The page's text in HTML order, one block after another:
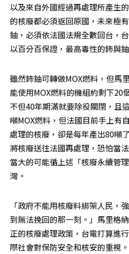
以及來自外國經過再處理所產生
的核廢都必須返回原國，未來極
鈾，必須依法國法規全數回台，
以百分百保證，最高毒性的鈽與
雖然鈽鈾可轉做MOX燃料，但馬
能使用MOX燃料的機組約剩下20
不但40年期滿就要除役關閉，且
噸MOX燃料，但法國目前手上有
處理的核廢，卻是每年產出80噸
將核廢送往法國再處理，恐怕當
當大的可能循上述「核廢永續管
灣。
「政府不能用核廢料綁架人民，
到無法挽回的那一刻。」馬里格
正的核廢處理政策，台電打算進
際社會對保防安全和核安的重視